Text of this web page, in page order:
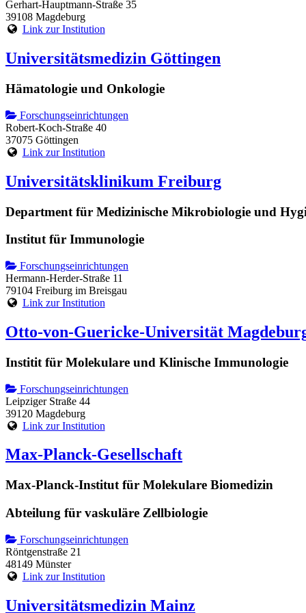
Gerhart-Hauptmann-Straße 35
39108 Magdeburg
Link zur Institution
Universitätsmedizin Göttingen
Hämatologie und Onkologie
Forschungseinrichtungen
Robert-Koch-Straße 40
37075 Göttingen
Link zur Institution
Universitätsklinikum Freiburg
Department für Medizinische Mikrobiologie und
Institut für Immunologie
Forschungseinrichtungen
Hermann-Herder-Straße 11
79104 Freiburg im Breisgau
Link zur Institution
Otto-von-Guericke-Universität
Institit für Molekulare und Klinische Immunologie
Forschungseinrichtungen
Leipziger Straße 44
39120 Magdeburg
Link zur Institution
Max-Planck-Gesellschaft
Max-Planck-Institut für Molekulare Biomedizin
Abteilung für vaskuläre Zellbiologie
Forschungseinrichtungen
Röntgenstraße 21
48149 Münster
Link zur Institution
Universitätsmedizin Mainz